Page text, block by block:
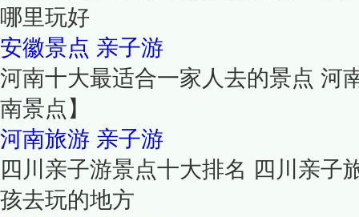
哪里玩好
安徽景点 亲子游
河南十大最适合一家人去的景点 河
南景点】
河南旅游 亲子游
四川亲子游景点十大排名 四川亲子
孩去玩的地方